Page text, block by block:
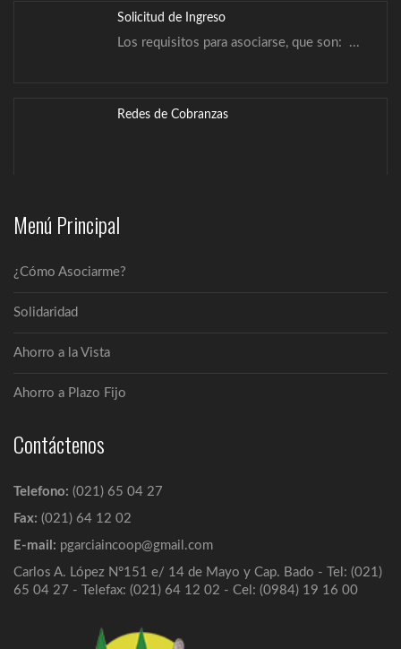
Solicitud de Ingreso
Los requisitos para asociarse, que son: ...
Redes de Cobranzas
La Cooperativa Pa´i García Ltda., ofrece
Los requisitos para asociarse, que son: ...
Redes de Cobranzas
Menú Principal
¿Cómo Asociarme?
Solidaridad
Ahorro a la Vista
Ahorro a Plazo Fijo
Contáctenos
Telefono: (021) 65 04 27
Fax: (021) 64 12 02
E-mail: pgarciaincoop@gmail.com
Carlos A. López N°151 e/ 14 de Mayo y Cap. Bado - Tel: (021)
65 04 27 - Telefax: (021) 64 12 02 - Cel: (0984) 19 16 00